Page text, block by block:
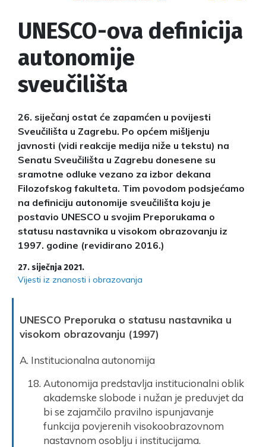
UNESCO-ova definicija
autonomije
sveučilišta
26. siječanj ostat će zapamćen u povijesti
Sveučilišta u Zagrebu. Po općem mišljenju
javnosti (vidi reakcije medija niže u tekstu) na
Senatu Sveučilišta u Zagrebu donesene su
sramotne odluke vezano za izbor dekana
Filozofskog fakulteta. Tim povodom podsjećamo
na definiciju autonomije sveučilišta koju je
postavio UNESCO u svojim Preporukama o
statusu nastavnika u visokom obrazovanju iz
1997. godine (revidirano 2016.)
27. siječnja 2021.
Vijesti iz znanosti i obrazovanja
UNESCO Preporuka o statusu nastavnika u
visokom obrazovanju (1997)
A. Institucionalna autonomija
Autonomija predstavlja institucionalni oblik
akademske slobode i nužan je preduvjet da
bi se zajamčilo pravilno ispunjavanje
funkcija povjerenih visokoobrazovnom
nastavnom osoblju i institucijama.